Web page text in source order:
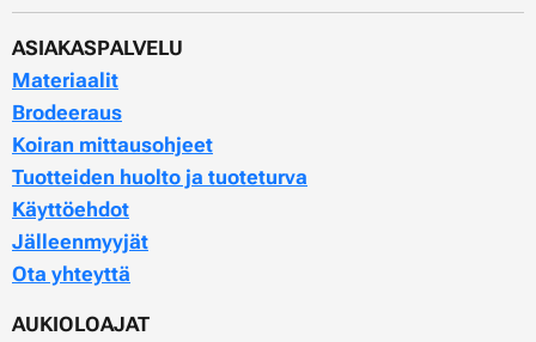
ASIAKASPALVELU
Materiaalit
Brodeeraus
Koiran mittausohjeet
Tuotteiden huolto ja tuoteturva
Käyttöehdot
Jälleenmyyjät
Ota yhteyttä
AUKIOLOAJAT